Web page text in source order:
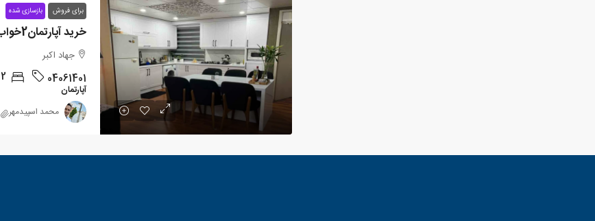
برای فروش بازسازی شده
خرید آپارتمان2خواب در جهاداکبر
جهاد اکبر
04061401
2
آپارتمان
محمد اسپیدمهر